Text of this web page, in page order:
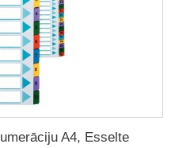
A4, Esselte